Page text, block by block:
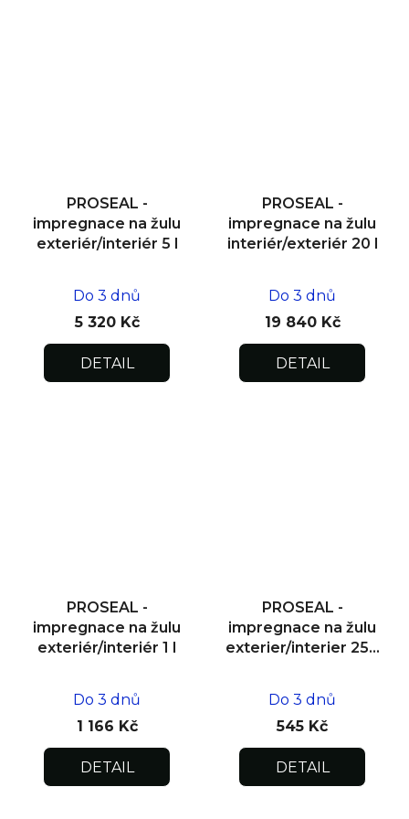
PROSEAL -
impregnace na žulu
exteriér/interiér 5 l
Do 3 dnů
5 320 Kč
DETAIL
PROSEAL -
impregnace na žulu
interiér/exteriér 20 l
Do 3 dnů
19 840 Kč
DETAIL
PROSEAL -
impregnace na žulu
exteriér/interiér 1 l
Do 3 dnů
1 166 Kč
DETAIL
PROSEAL -
impregnace na žulu
exterier/interier 250
Do 3 dnů
545 Kč
DETAIL